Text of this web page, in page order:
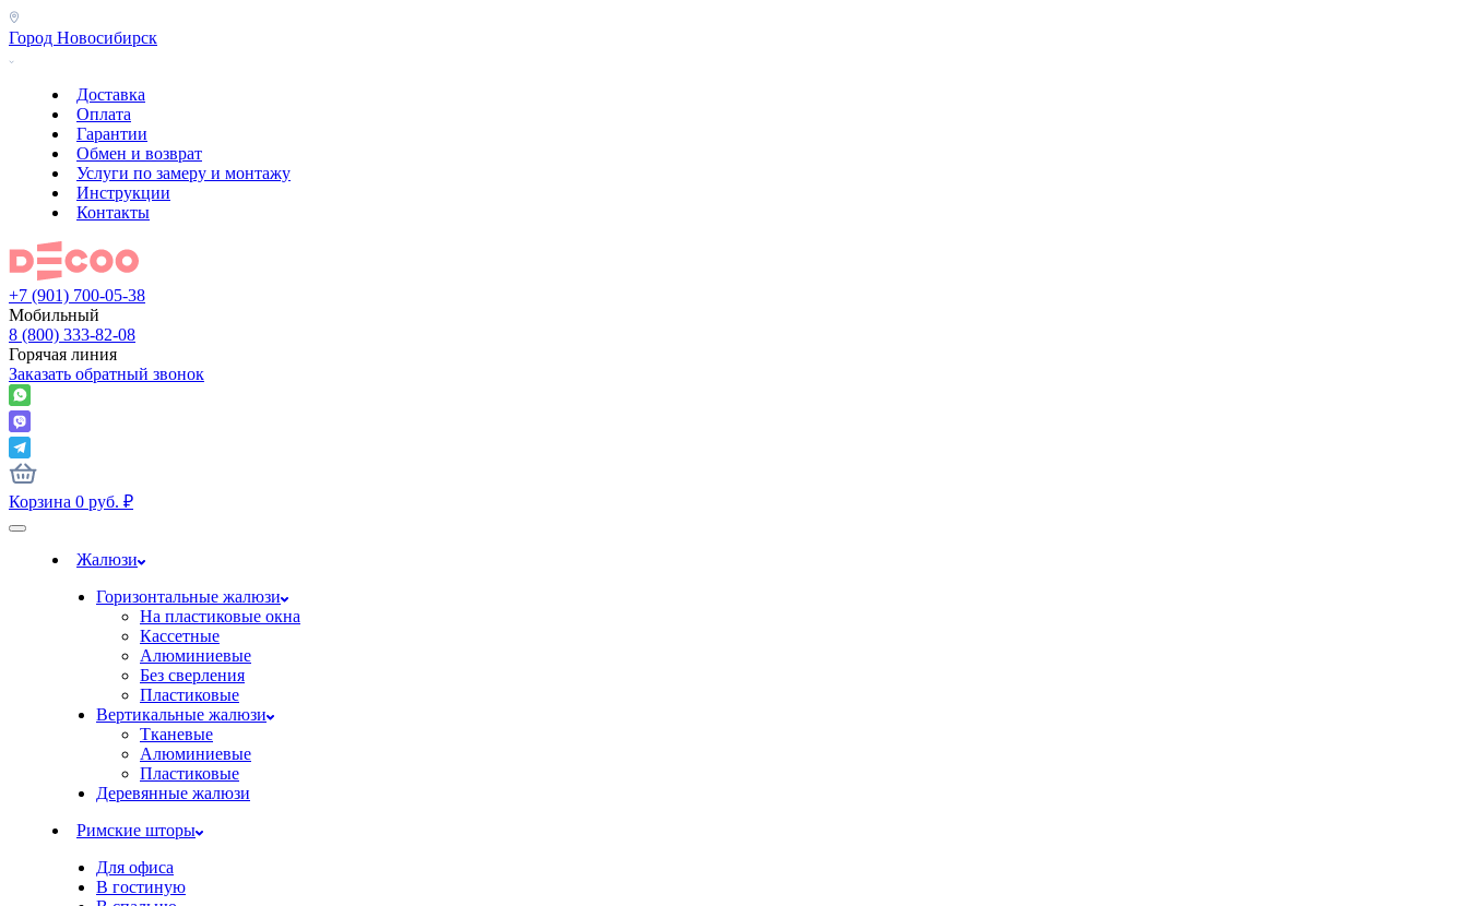
Город Новосибирск
Доставка
Оплата
Гарантии
Обмен и возврат
Услуги по замеру и монтажу
Инструкции
Контакты
+7 (901) 700-05-38
Мобильный
8 (800) 333-82-08
Горячая линия
Заказать обратный звонок
Корзина 0 руб. ₽
Жалюзи
Горизонтальные жалюзи
На пластиковые окна
Кассетные
Алюминиевые
Без сверления
Пластиковые
Вертикальные жалюзи
Тканевые
Алюминиевые
Пластиковые
Деревянные жалюзи
Римские шторы
Для офиса
В гостиную